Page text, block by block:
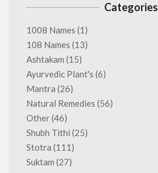
Categories
1008 Names (1)
108 Names (13)
Ashtakam (15)
Ayurvedic Plant's (6)
Mantra (26)
Natural Remedies (56)
Other(46)
Shubh Tithi (25)
Stotra (111)
Suktam (27)